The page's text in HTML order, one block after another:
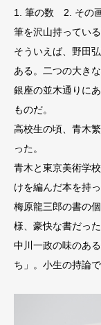
1. 筆の数 2. その画
筆を沢山持ってい
そういえば、野田
ある。二つの大き
銀座の並木通りに
ものだ。
高校生の頃、青木
った。
青木と東京美術学
けを編んだ本を持っ
梅原龍三郎の書の
様、豪快な書だった
中川一政の味のあ
ち」。小生の持論で